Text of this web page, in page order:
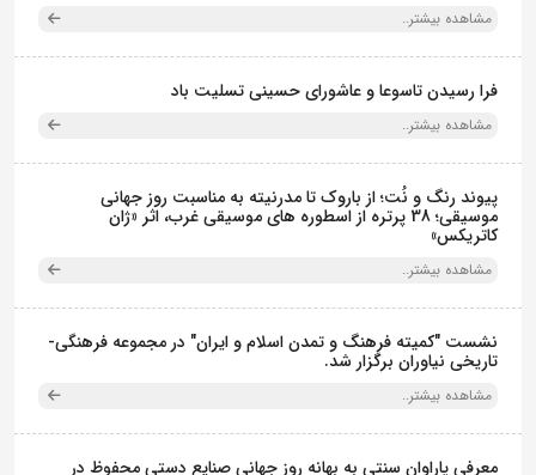
مشاهده بیشتر..
فرا رسیدن تاسوعا و عاشورای حسینی تسلیت باد
مشاهده بیشتر..
پیوند رنگ و نُت؛ از باروک تا مدرنیته به مناسبت روز جهانی
موسیقی؛ 38 پرتره از اسطوره های موسیقی غرب، اثر «ژان
کاتریکس»
مشاهده بیشتر..
نشست "کمیته فرهنگ و تمدن اسلام و ایران" در مجموعه فرهنگی‌-
تاریخی نیاوران برگزار شد.
مشاهده بیشتر..
معرفی پاراوان سنتی به بهانه روز جهانی صنایع دستی محفوظ در